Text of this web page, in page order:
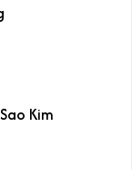
Kim